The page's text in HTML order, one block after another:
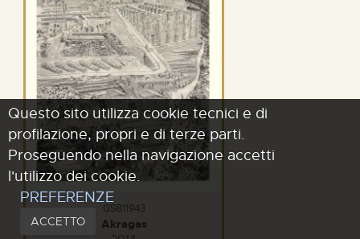
GSB11943
Akragas
Questo sito utilizza cookie tecnici e di
profilazione, propri e di terze parti.
Proseguendo nella navigazione accetti
l'utilizzo dei cookie.
PREFERENZE
ACCETTO